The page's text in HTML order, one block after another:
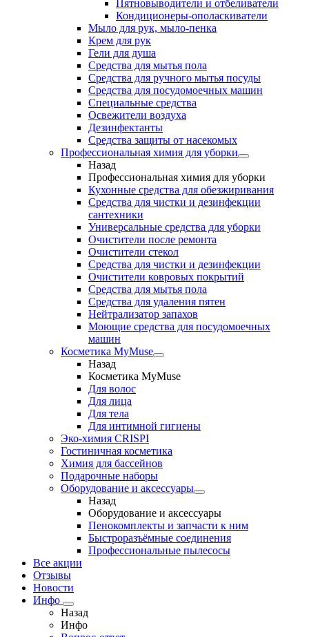
Пятновыводители и отбеливатели
Кондиционеры-ополаскиватели
Мыло для рук, мыло-пенка
Крем для рук
Гели для душа
Средства для мытья пола
Средства для ручного мытья посуды
Средства для посудомоечных машин
Специальные средства
Освежители воздуха
Дезинфектанты
Средства защиты от насекомых
Профессиональная химия для уборки
Назад
Профессиональная химия для уборки
Кухонные средства для обезжиривания
Средства для чистки и дезинфекции
сантехники
Универсальные средства для уборки
Очистители после ремонта
Очистители стекол
Средства для чистки и дезинфекции
Очистители ковровых покрытий
Средства для мытья пола
Средства для удаления пятен
Нейтрализатор запахов
Моющие средства для посудомоечных
машин
Косметика MyMuse
Назад
Косметика MyMuse
Для волос
Для лица
Для тела
Для интимной гигиены
Эко-химия CRISPI
Гостиничная косметика
Химия для бассейнов
Подарочные наборы
Оборудование и аксессуары
Назад
Оборудование и аксессуары
Пенокомплекты и запчасти к ним
Быстроразъёмные соединения
Профессиональные пылесосы
Все акции
Отзывы
Новости
Инфо
Назад
Инфо